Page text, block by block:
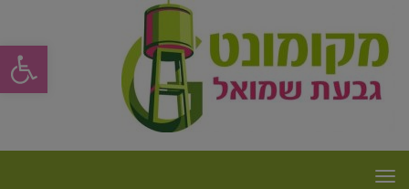
פתח
תפריט